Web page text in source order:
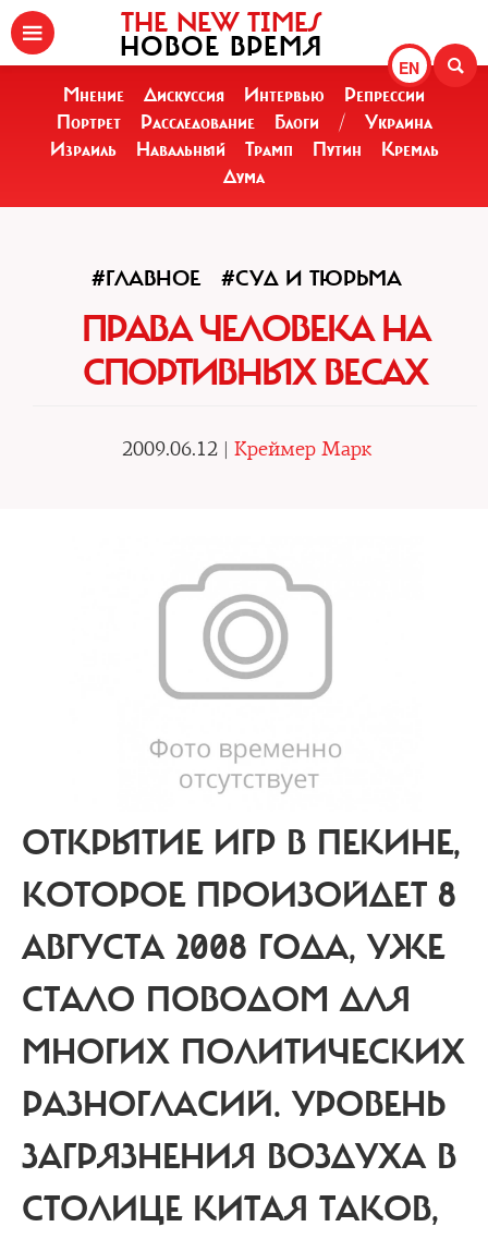
EN
THE NEW TIMES
НОВОЕ ВРЕМЯ
Мнение Дискуссия Интервью
Репрессии
Портрет
Расследование Блоги /
Украина
Израиль
Навальный Трамп Путин
Кремль
Дума
#ГЛАВНОЕ #СУД И ТЮРЬМА
ПРАВА ЧЕЛОВЕКА НА
СПОРТИВНЫХ ВЕСАХ
2009.06.12 | Креймер Марк
ОТКРЫТИЕ ИГР В ПЕКИНЕ,
КОТОРОЕ ПРОИЗОЙДЕТ 8
АВГУСТА 2008 ГОДА, УЖЕ
СТАЛО ПОВОДОМ ДЛЯ
МНОГИХ ПОЛИТИЧЕСКИХ
РАЗНОГЛАСИЙ. УРОВЕНЬ
ЗАГРЯЗНЕНИЯ ВОЗДУХА В
СТОЛИЦЕ КИТАЯ ТАКОВ,